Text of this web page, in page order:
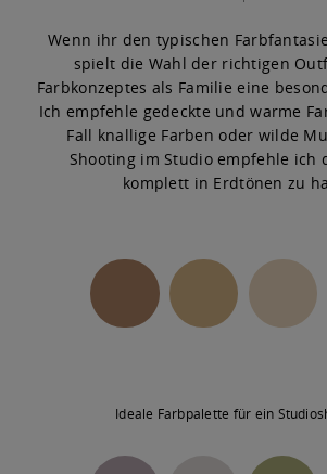
INFOS
FÜR FOTOGRAFEN
Wenn ihr den typischen
spielt die Wahl der richtigen
Farbkonzeptes als Familie eine
Ich empfehle gedeckte und warme
Fall knallige Farben oder wilde
Shooting im Studio empfehle ich
komplett in Erdtönen zu
Ideale Farbpalette für ein